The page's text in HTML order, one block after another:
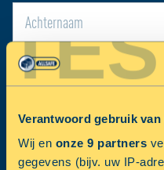
Verantwoord gebruik van
Wij en onze 9 partners
gegevens (bijv. uw IP-
E-MAILADRES: